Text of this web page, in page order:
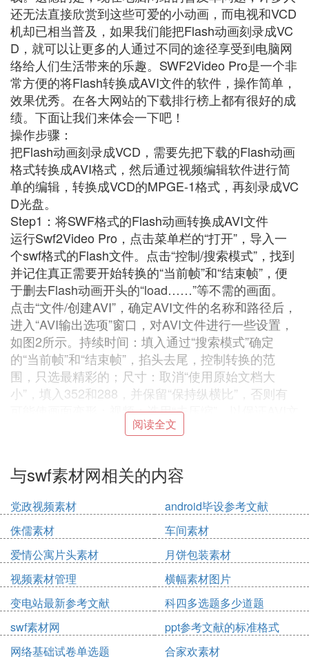
还无法直接欣赏到这些可爱的小动画，而电视和VCD
机却已相当普及，如果我们能把Flash动画刻录成VC
D，就可以让更多的人通过不同的途径享受到电脑网
络给人们生活带来的乐趣。SWF2Video Pro是一个非
常方便的将Flash转换成AVI文件的软件，操作简单，
效果优秀。在各大网站的下载排行榜上都有很好的成
绩。下面让我们来体会一下吧！
操作步骤：
把Flash动画刻录成VCD，需要先把下载的Flash动画
格式转换成AVI格式，然后通过视频编辑软件进行简
单的编辑，转换成VCD的MPGE-1格式，再刻录成VC
D光盘。
Step1：将SWF格式的Flash动画转换成AVI文件
运行Swf2Video Pro，点击菜单栏的“打开”，导入一
个swf格式的Flash文件。点击“控制/搜索模式”，找到
并记住真正需要开始转换的“当前帧”和“结束帧”，便
于删去Flash动画开头的“load……”等不需的画面。
点击“文件/创建AVI”，确定AVI文件的名称和路径后，
进入“AVI输出选项”窗口，对AVI文件进行一些设置，
如图2所示。持续时间：填入通过“搜索模式”确定
的“当前帧”和“结束帧”，掐头去尾，控制转换的范
围，只选最精彩的；尺寸：取消“使用原始文档大
小”，填入352和288，并保留“保持纵横比”，否则有
可能使画面变形；视频：选用“未压缩”，以保证AVI文
件的质量；也可通过点击“选择”按钮打开“视频压
频：如选用Flash动画本身的声音，则需将“记录用音
量”调高，以保证转换后的音量，也可选择音频的品
质，如“44100HZ，16位，立体声”、“11025HZ，8
位，立体声”等。设置完成后，按“确定”就开始转换，
先转换音频再转换视频。
Step2：用Nero刻录软件将AVI文件刻录成VCD
对转换成AVI格式的Flash动画，我们可以用视频编辑
软件，如“会声会影”、“VideoPack 5”、甚至是“Premi
ere”等进行编辑，添加标题、字幕、过渡等效果，这
样可以使VCD看上去更加精彩、更加专业。如果我们
不需要编辑，就可以直接利用Nero刻录软件将AVI文
阅读全文
与swf素材网相关的内容
党政视频素材
android毕设参考文献
侏儒素材
车间素材
爱情公寓片头素材
月饼包装素材
视频素材管理
横幅素材图片
变电站最新参考文献
科四多选题多少道题
swf素材网
ppt参考文献的标准格式
网络基础试卷单选题
合家欢素材